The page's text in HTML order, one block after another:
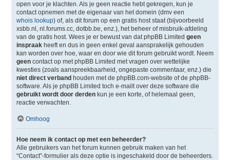
open voor je klachten. Als je geen reactie hebt gekregen, kun je
contact opnemen met de eigenaar van het domein (dmv een
whois lookup) of, als dit forum op een gratis host staat (bijvoorbeeld
xsbb.nl, nl.forums.cc, dotbb.be, enz.), het beheer of misbruik-afdeling
van de gratis host. Wees je er bewust van dat phpBB Limited geen
inspraakheeft en dus in geen enkel geval aansprakelijk gehouden
kan worden over hoe, waar en door wie dit forum gebruikt wordt. Neem
geencontact op met phpBB Limited met vragen over wettelijke
kwesties (zoals aanspreekbaarheid, ongepaste commentaar, enz.) die
niet direct verband houden met de phpBB.com-website of de phpBB-
software. Als je phpBB Limited toch e-mailt over deze software die
gebruikt wordt door derdenkun je een korte, of helemaal geen,
reactie verwachten.
Omhoog
Hoe neem ik contact op met een beheerder?
Alle gebruikers van het forum kunnen gebruik maken van het
“Contact”-formulier als deze optie is ingeschakeld door de beheerders.